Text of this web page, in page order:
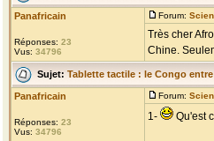
Panafricain
Réponses: 23
Vus: 34796
Forum:
Très cher
Chine.
Sujet: Tablette tactile : le Congo
Panafricain
Réponses: 23
Vus: 34796
Forum:
1- Qu'est